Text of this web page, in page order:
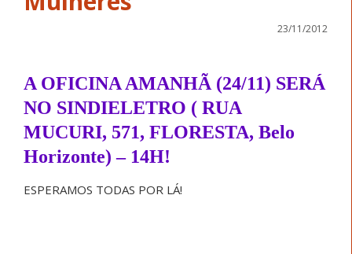
23/11/2012
A OFICINA AMANHÃ (24/11) SERÁ
NO SINDIELETRO ( RUA
MUCURI, 571, FLORESTA, Belo
Horizonte) – 14H!
ESPERAMOS TODAS POR LÁ!